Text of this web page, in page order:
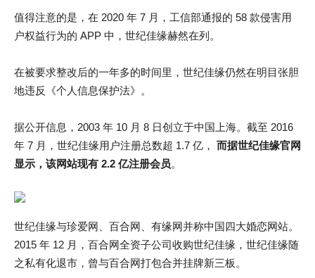
值得注意的是，在 2020 年 7 月，工信部通报的 58 款侵害用
户权益行为的 APP 中，世纪佳缘赫然在列。
在被要求整改后的一年多的时间里，世纪佳缘仍然在明目张胆
地违反《个人信息保护法》。
据公开信息，2003 年 10 月 8 日创立于中国上海。截至 2016
年 7 月，世纪佳缘用户注册总数超 1.7 亿， 而据世纪佳缘官网
显示，该网站现有 2.2 亿注册会员。
世纪佳缘与珍爱网、百合网、有缘网并称中国四大婚恋网站。
2015 年 12 月，百合网全资子公司收购世纪佳缘，世纪佳缘随
之私有化退市，曾与百合网打包合并挂牌新三板。